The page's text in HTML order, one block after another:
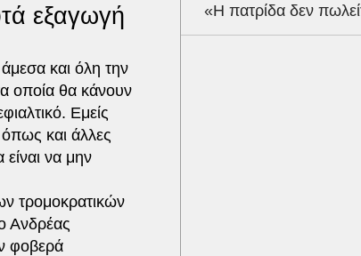
εξαγωγή
και όλη την
οποία θα κάνουν
Εμείς
όπως και άλλες
να μην
τρομοκρατικών
Ανδρέας
φοβερά
«Η πατρίδα δεν